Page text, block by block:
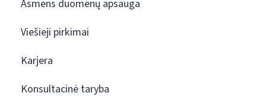
Asmens duomenų apsauga
Viešieji pirkimai
Karjera
Konsultacinė taryba